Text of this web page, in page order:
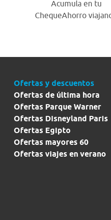
Acumula en tu
ChequeAhorro
Ofertas y descuentos
Ofertas de última hora
Ofertas Parque Warner
Ofertas Disneyland Paris
Ofertas Egipto
Ofertas mayores 60
Ofertas viajes en verano